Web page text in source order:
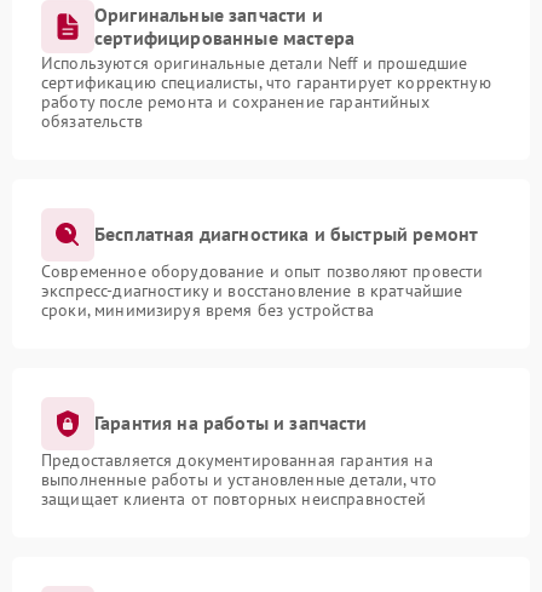
Оригинальные запчасти и
сертифицированные мастера
Используются оригинальные детали Neff и прошедшие
сертификацию специалисты, что гарантирует корректную
работу после ремонта и сохранение гарантийных
обязательств
Бесплатная диагностика и быстрый ремонт
Современное оборудование и опыт позволяют провести
экспресс-диагностику и восстановление в кратчайшие
сроки, минимизируя время без устройства
Гарантия на работы и запчасти
Предоставляется документированная гарантия на
выполненные работы и установленные детали, что
защищает клиента от повторных неисправностей